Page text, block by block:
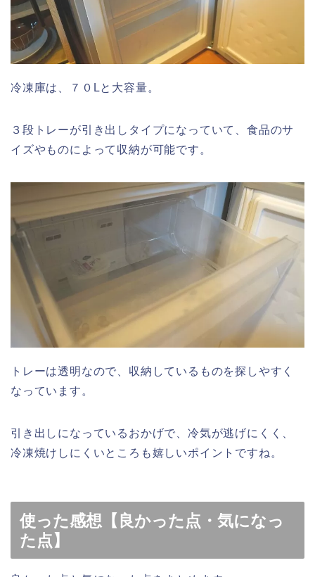
冷凍庫は、７０Lと大容量。
３段トレーが引き出しタイプになっていて、食品のサ
イズやものによって収納が可能です。
トレーは透明なので、収納しているものを探しやすく
なっています。
引き出しになっているおかげで、冷気が逃げにくく、
冷凍焼けしにくいところも嬉しいポイントですね。
使った感想【良かった点・気になっ
た点】